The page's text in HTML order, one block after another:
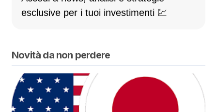
esclusive per i tuoi investimenti 💹
Novità da non perdere